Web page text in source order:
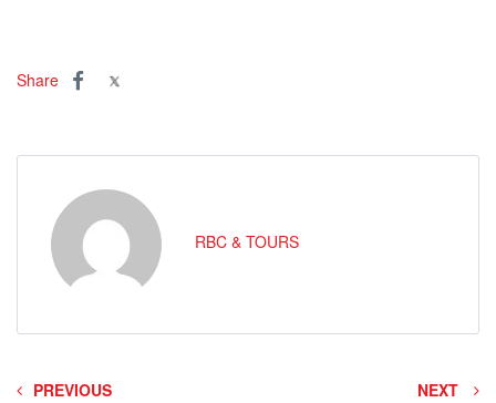
Share
RBC & TOURS
PREVIOUS NEXT